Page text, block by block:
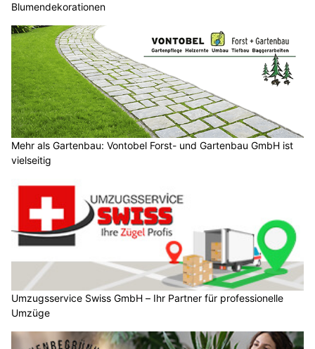
Blumendekorationen
Mehr als Gartenbau: Vontobel Forst- und Gartenbau GmbH ist
vielseitig
Umzugsservice Swiss GmbH – Ihr Partner für professionelle
Umzüge